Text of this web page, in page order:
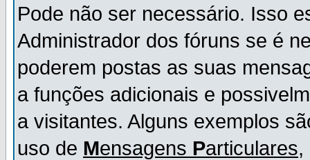
Pode não ser necessário. Isso
Administrador dos fóruns se é
poderem postas as suas
a funções adicionais e
a visitantes. Alguns exemplos
uso de Mensagens Particulares,